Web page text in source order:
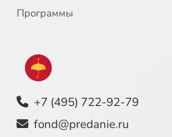
Программы
+7 (495) 722-92-79
fond@predanie.ru